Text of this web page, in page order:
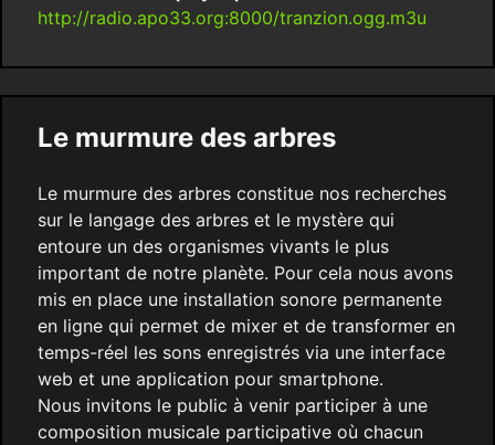
http://radio.apo33.org:8000/tranzion.ogg.m3u
Le murmure des arbres
Le murmure des arbres constitue nos recherches
sur le langage des arbres et le mystère qui
entoure un des organismes vivants le plus
important de notre planète. Pour cela nous avons
mis en place une installation sonore permanente
en ligne qui permet de mixer et de transformer en
temps-réel les sons enregistrés via une interface
web et une application pour smartphone.
Nous invitons le public à venir participer à une
composition musicale participative où chacun